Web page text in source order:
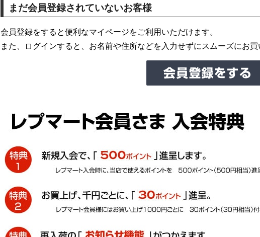
まだ会員登録されていないお客様
会員登録をすると便利なマイページをご利用いただけます。
また、ログインすると、お名前や住所などを入力せずにスムーズにお買